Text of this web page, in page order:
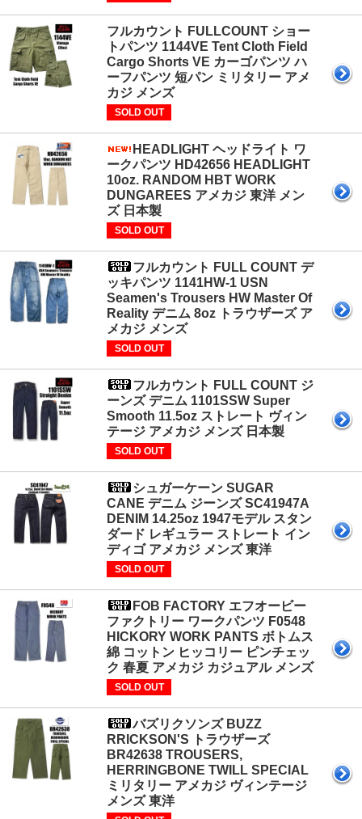
フルカウント FULLCOUNT ショー
トパンツ 1144VE Tent Cloth Field
Cargo Shorts VE カーゴパンツ ハ
ーフパンツ 短パン ミリタリー アメ
カジ メンズ
SOLD OUT
HEADLIGHT ヘッドライト ワ
ークパンツ HD42656 HEADLIGHT
10oz. RANDOM HBT WORK
DUNGAREES アメカジ 東洋 メン
ズ 日本製
SOLD OUT
フルカウント FULL COUNT デ
ッキパンツ 1141HW-1 USN
Seamen's Trousers HW Master Of
Reality デニム 8oz トラウザーズ ア
メカジ メンズ
SOLD OUT
フルカウント FULL COUNT ジ
ーンズ デニム 1101SSW Super
Smooth 11.5oz ストレート ヴィン
テージ アメカジ メンズ 日本製
SOLD OUT
シュガーケーン SUGAR
CANE デニム ジーンズ SC41947A
DENIM 14.25oz 1947モデル スタン
ダード レギュラー ストレート イン
ディゴ アメカジ メンズ 東洋
SOLD OUT
FOB FACTORY エフオービー
ファクトリー ワークパンツ F0548
HICKORY WORK PANTS ボトムス
綿 コットン ヒッコリー ピンチェッ
ク 春夏 アメカジ カジュアル メンズ
SOLD OUT
バズリクソンズ BUZZ
RRICKSON'S トラウザーズ
BR42638 TROUSERS,
HERRINGBONE TWILL SPECIAL
ミリタリー アメカジ ヴィンテージ
メンズ 東洋